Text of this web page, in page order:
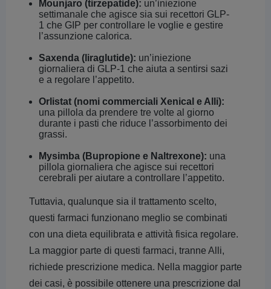
Mounjaro (tirzepatide): un’iniezione
settimanale che agisce sia sui recettori GLP-
1 che GIP per controllare le voglie e gestire
l’assunzione calorica.
Saxenda (liraglutide): un’iniezione
giornaliera di GLP-1 che aiuta a sentirsi sazi
e a regolare l’appetito.
Orlistat (nomi commerciali Xenical e Alli):
una pillola da prendere tre volte al giorno
durante i pasti che riduce l’assorbimento dei
grassi.
Mysimba (Bupropione e Naltrexone): una
pillola giornaliera che agisce sui recettori
cerebrali per aiutare a controllare l’appetito.
Tuttavia, qualunque sia il trattamento scelto,
questi farmaci funzionano meglio se combinati
con una dieta equilibrata e attività fisica regolare.
La maggior parte di questi farmaci, tranne Alli,
richiede prescrizione medica. Nella maggior parte
dei casi, è possibile ottenere una prescrizione dal